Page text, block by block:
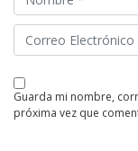
guarda mi nombre, correo electrónico y web en este navegador para la
próxima vez que